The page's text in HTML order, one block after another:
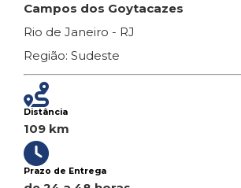
Campos dos Goytacazes
Rio de Janeiro - RJ
Região: Sudeste
Distância
109 km
Prazo de Entrega